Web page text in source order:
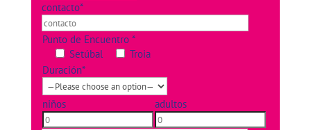
contacto*
Punto de Encuentro *
Setúbal
Troia
Duración*
niños adultos